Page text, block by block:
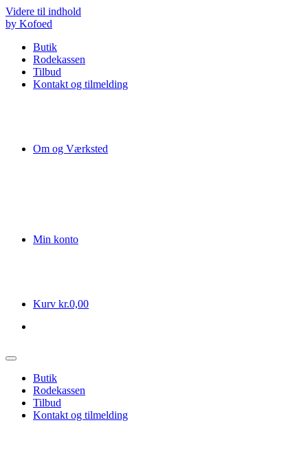
Videre til indhold
by Kofoed
Butik
Rodekassen
Tilbud
Kontakt og tilmelding
Om og Værksted
Min konto
Kurv kr.0,00
Butik
Rodekassen
Tilbud
Kontakt og tilmelding